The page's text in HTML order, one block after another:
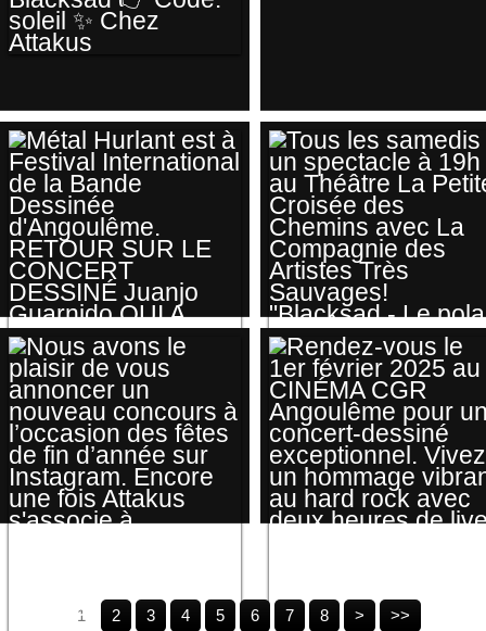
ET ATTAKUS ART
S’UNISSENT À
POUR VOUS
OFFRIR UNE
CHANCE DE
METTRE LA MAIN
SUR DES LOTS
INCROYABLES !
@JUANJOGUARNIDO
RECOMMANDÉ PAR
BLACKSADMANIA
L'UNIVERS DE LA
SÉRIE BLACKSAD
👉 CODE: SOLEIL ✨
CHEZ ATTAKUS
ANIVERSARIO
INTERNATIONAL DE
SAMEDIS UN
1 2 3 4 5 6 7 8 > >>